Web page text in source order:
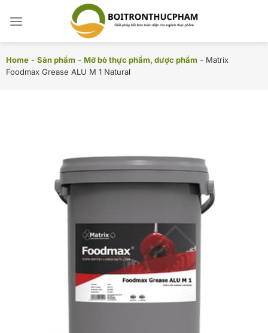
đến
Home - Sản phẩm - Mỡ bò thực phẩm, dược phẩm - Matrix
Foodmax Grease ALU M 1 Natural